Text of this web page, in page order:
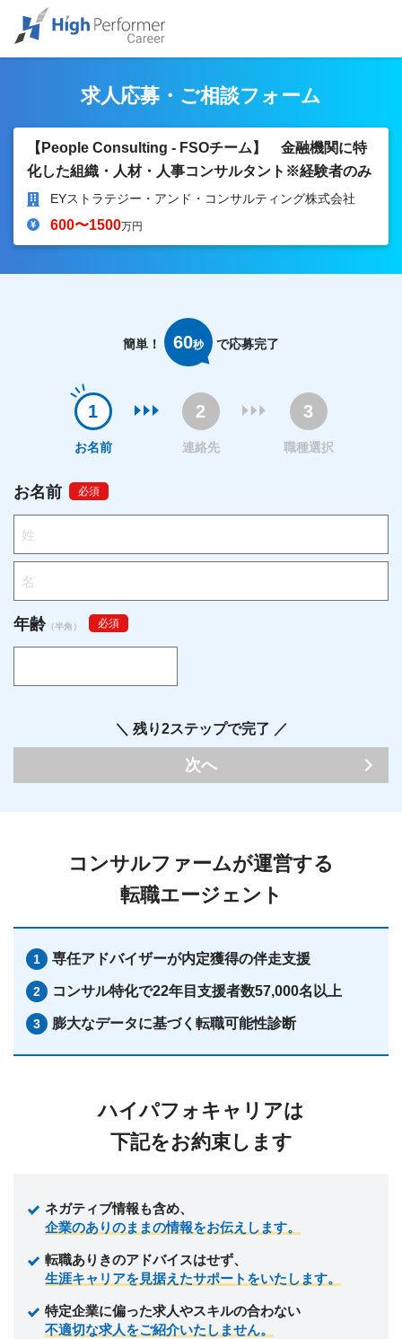
求人応募・ご相談フォーム
【People Consulting - FSOチーム】 金融機関に特
化した組織・人材・人事コンサルタント※経験者のみ
EYストラテジー・アンド・コンサルティング株式会社
600〜1500万円
コンサルファームが運営する
転職エージェント
専任アドバイザーが内定獲得の伴走支援
コンサル特化で22年目 支援者数57,000名以上
膨大なデータに基づく転職可能性診断
ハイパフォキャリアは
下記をお約束します
ネガティブ情報も含め、
企業のありのままの情報をお伝えします。
転職ありきのアドバイスはせず、
生涯キャリアを見据えたサポートをいたします。
特定企業に偏った求人やスキルの合わない
不適切な求人をご紹介いたしません。
簡単！ 60秒 で応募完了
お名前 連絡先 職種選択
お名前 必須
年齢（半角） 必須
＼ 残り2ステップで完了 ／
次へ